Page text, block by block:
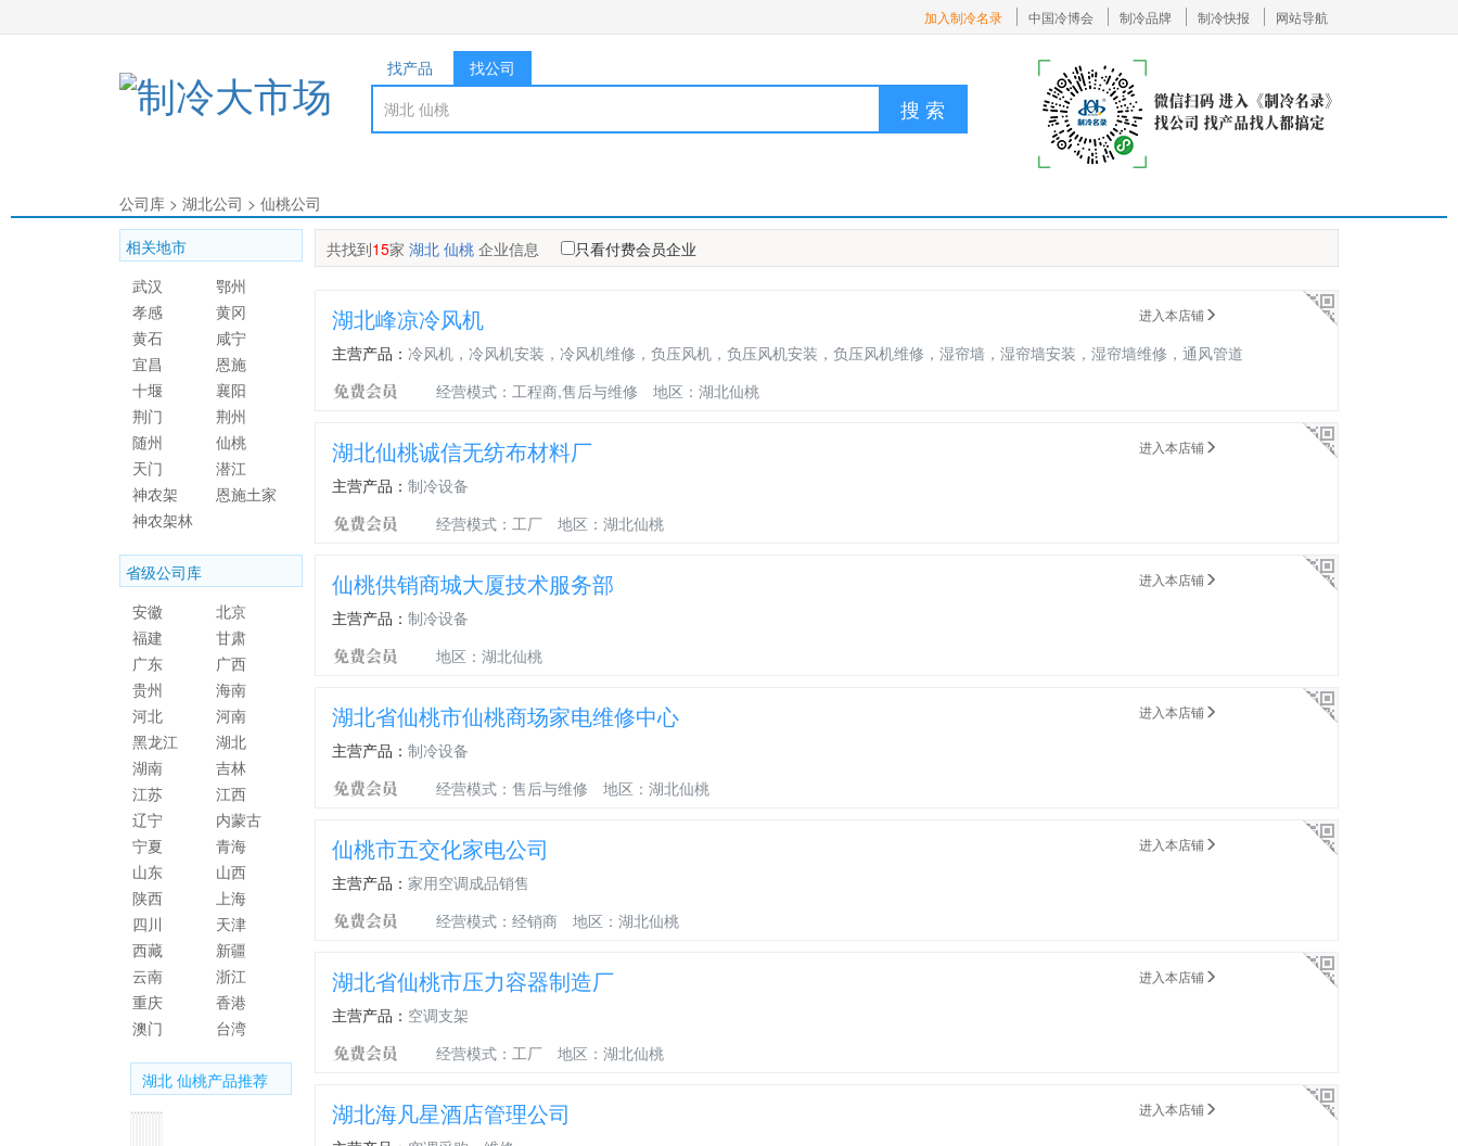
加入制冷名录 中国冷博会 制冷品牌 制冷快报 网站导航
找产品 找公司
搜 索
公司库 > 湖北公司 > 仙桃公司
共找到15家 湖北 仙桃企业信息 只看付费会员企业
湖北峰凉冷风机 进入本店铺
主营产品： 冷风机，冷风机安装，冷风机维修，负压风机，负压风机安装，负压风机维修，湿帘墙，湿帘墙安装，湿帘墙维修，通风管道
经营模式：工程商,售后与维修
地区：湖北仙桃
湖北仙桃诚信无纺布材料厂 进入本店铺
主营产品： 制冷设备
经营模式：工厂
地区：湖北仙桃
仙桃供销商城大厦技术服务部 进入本店铺
主营产品： 制冷设备
地区：湖北仙桃
湖北省仙桃市仙桃商场家电维修中心 进入本店铺
主营产品： 制冷设备
经营模式：售后与维修
地区：湖北仙桃
仙桃市五交化家电公司 进入本店铺
主营产品： 家用空调成品销售
经营模式：经销商
地区：湖北仙桃
湖北省仙桃市压力容器制造厂 进入本店铺
主营产品： 空调支架
经营模式：工厂
地区：湖北仙桃
湖北海凡星酒店管理公司 进入本店铺
相关地市
武汉
鄂州
孝感
黄冈
黄石
咸宁
宜昌
恩施
十堰
襄阳
荆门
荆州
随州
仙桃
天门
潜江
神农架
恩施土家
神农架林
省级公司库
安徽
北京
福建
甘肃
广东
广西
贵州
海南
河北
河南
黑龙江
湖北
湖南
吉林
江苏
江西
辽宁
内蒙古
宁夏
青海
山东
山西
陕西
上海
四川
天津
西藏
新疆
云南
浙江
重庆
香港
澳门
台湾
湖北 仙桃产品推荐